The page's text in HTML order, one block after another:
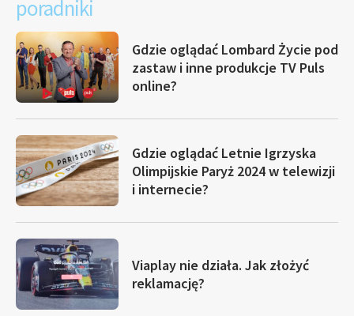
poradniki
Gdzie oglądać Lombard Życie pod
zastaw i inne produkcje TV Puls
online?
Gdzie oglądać Letnie Igrzyska
Olimpijskie Paryż 2024 w telewizji
i internecie?
Viaplay nie działa. Jak złożyć
reklamację?